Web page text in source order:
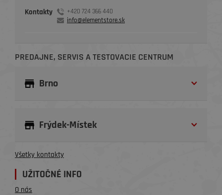
Kontakty
+420 724 366 440
info@elementstore.sk
PREDAJNE, SERVIS A TESTOVACIE CENTRUM
Brno
Frýdek-Místek
Všetky kontakty
UŽITOČNÉ INFO
O nás